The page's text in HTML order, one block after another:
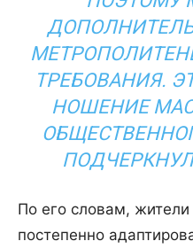
ТРЕБОВАНИЯ.
НОШЕНИЕ
По его словам,
постепенно